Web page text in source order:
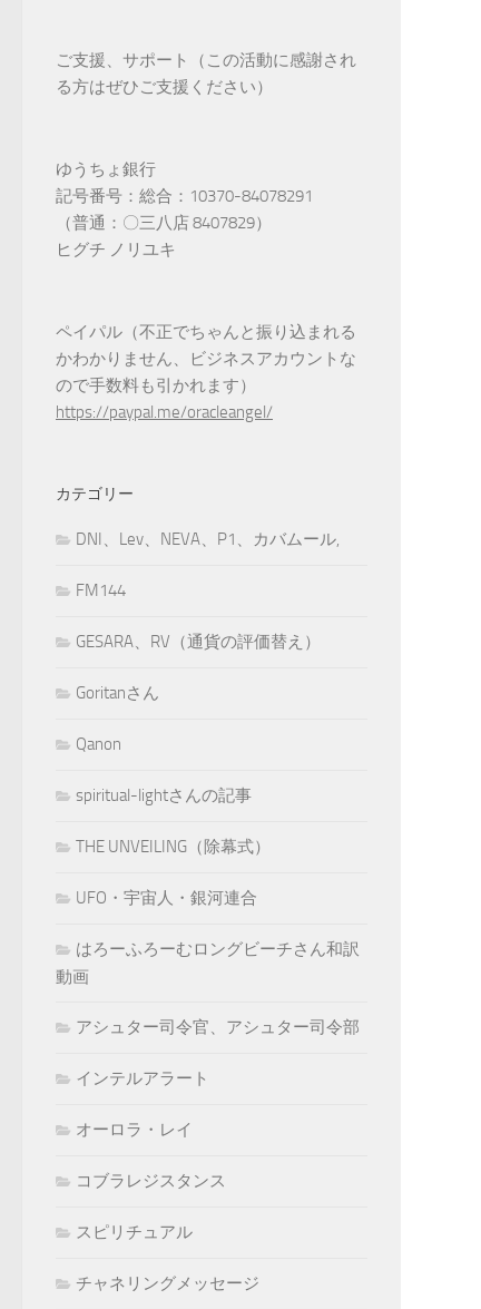
ご支援、サポート（この活動に感謝され
る方はぜひご支援ください）
ゆうちょ銀行
記号番号：総合：10370-84078291
（普通：〇三八店 8407829）
ヒグチ ノリユキ
ペイパル（不正でちゃんと振り込まれる
かわかりません、ビジネスアカウントな
ので手数料も引かれます）
https://paypal.me/oracleangel/
カテゴリー
DNI、Lev、NEVA、P1、カバムール,
FM144
GESARA、RV（通貨の評価替え）
Goritanさん
Qanon
spiritual-lightさんの記事
THE UNVEILING（除幕式）
UFO・宇宙人・銀河連合
はろーふろーむロングビーチさん和訳
動画
アシュター司令官、アシュター司令部
インテルアラート
オーロラ・レイ
コブラレジスタンス
スピリチュアル
チャネリングメッセージ